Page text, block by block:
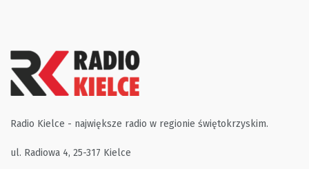
Radio Kielce - największe radio w regionie świętokrzyskim.
ul. Radiowa 4, 25-317 Kielce